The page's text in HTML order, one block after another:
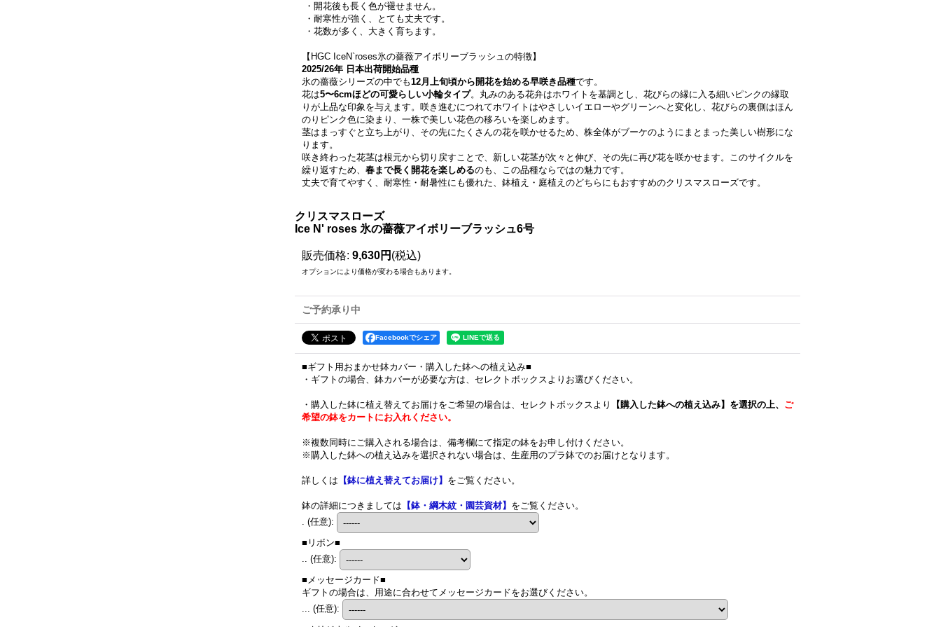
・開花後も長く色が褪せません。
・耐寒性が強く、とても丈夫です。
・花数が多く、大きく育ちます。
【HGC IceN`roses氷の薔薇アイボリーブラッシュの特徴】
2025/26年 日本出荷開始品種
氷の薔薇シリーズの中でも12月上旬頃から開花を始める早咲き品種です。
花は5〜6cmほどの可愛らしい小輪タイプ。丸みのある花弁はホワイトを基調とし、花びらの縁に入る細いピンクの縁取
りが上品な印象を与えます。咲き進むにつれてホワイトはやさしいイエローやグリーンへと変化し、花びらの裏側はほん
のりピンク色に染まり、一株で美しい花色の移ろいを楽しめます。
茎はまっすぐと立ち上がり、その先にたくさんの花を咲かせるため、株全体がブーケのようにまとまった美しい樹形にな
ります。
咲き終わった花茎は根元から切り戻すことで、新しい花茎が次々と伸び、その先に再び花を咲かせます。このサイクルを
繰り返すため、 春まで長く開花を楽しめるのも、この品種ならではの魅力です。
丈夫で育てやすく、耐寒性・耐暑性にも優れた、鉢植え・庭植えのどちらにもおすすめのクリスマスローズです。
クリスマスローズ
Ice N' roses 氷の薔薇アイボリーブラッシュ6号
販売価格: 9,630円 (税込)
オプションにより価格が変わる場合もあります。
ご予約承り中
Facebookでシェア
■ギフト用おまかせ鉢カバー・購入した鉢への植え込み■
・ギフトの場合、鉢カバーが必要な方は、セレクトボックスよりお選びください。
・購入した鉢に植え替えてお届けをご希望の場合は、セレクトボックスより 【購入した鉢への植え込み】を選択の上、 ご
希望の鉢をカートにお入れください。
※複数同時にご購入される場合は、備考欄にて指定の鉢をお申し付けください。
※購入した鉢への植え込みを選択されない場合は、生産用のプラ鉢でのお届けとなります。
詳しくは 【鉢に植え替えてお届け】 をご覧ください。
鉢の詳細につきましては 【鉢・綱木紋・園芸資材】 をご覧ください。
. (任意):
■リボン■
.. (任意):
■メッセージカード■
ギフトの場合は、用途に合わせてメッセージカードをお選びください。
... (任意):